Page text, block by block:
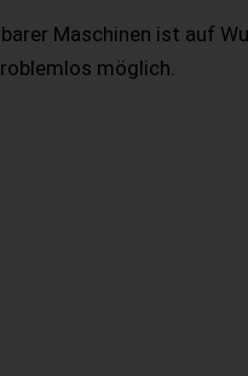
Maschinen ist auf
möglich.